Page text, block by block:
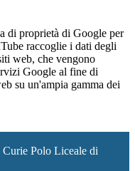
di proprietà di Google per
raccoglie i dati degli
web, che vengono
Google al fine di
su un'ampia gamma dei
Polo Liceale di